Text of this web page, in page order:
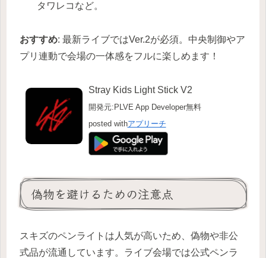
タワレコなど。
おすすめ: 最新ライブではVer.2が必須。中央制御やア
プリ連動で会場の一体感をフルに楽しめます！
Stray Kids Light Stick V2
開発元:PLVE App Developer無料
posted withアプリーチ
偽物を避けるための注意点
スキズのペンライトは人気が高いため、偽物や非公
式品が流通しています。ライブ会場では公式ペンラ